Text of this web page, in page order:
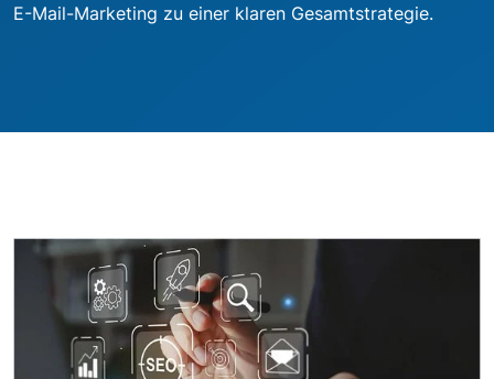
E-Mail-Marketing zu einer klaren Gesamtstrategie.